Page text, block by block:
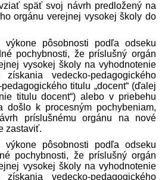
späť svoj návrh pred­ložený na
orgánu verejnej vysokej školy do
pôsobnosti podľa odseku
pochybnosti, že príslušný orgán
vysokej školy na vyhodnotenie
vedecko-pedagogického
titulu „docent“ (ďalej
titulu docent“) alebo v priebehu
došlo k procesným pochybeniam,
príslušnému orgánu na nové
zastaviť.
pôsobnosti podľa odseku
pochybnosti, že príslušný orgán
vysokej školy na vyhodnotenie
vedecko-pedagogického